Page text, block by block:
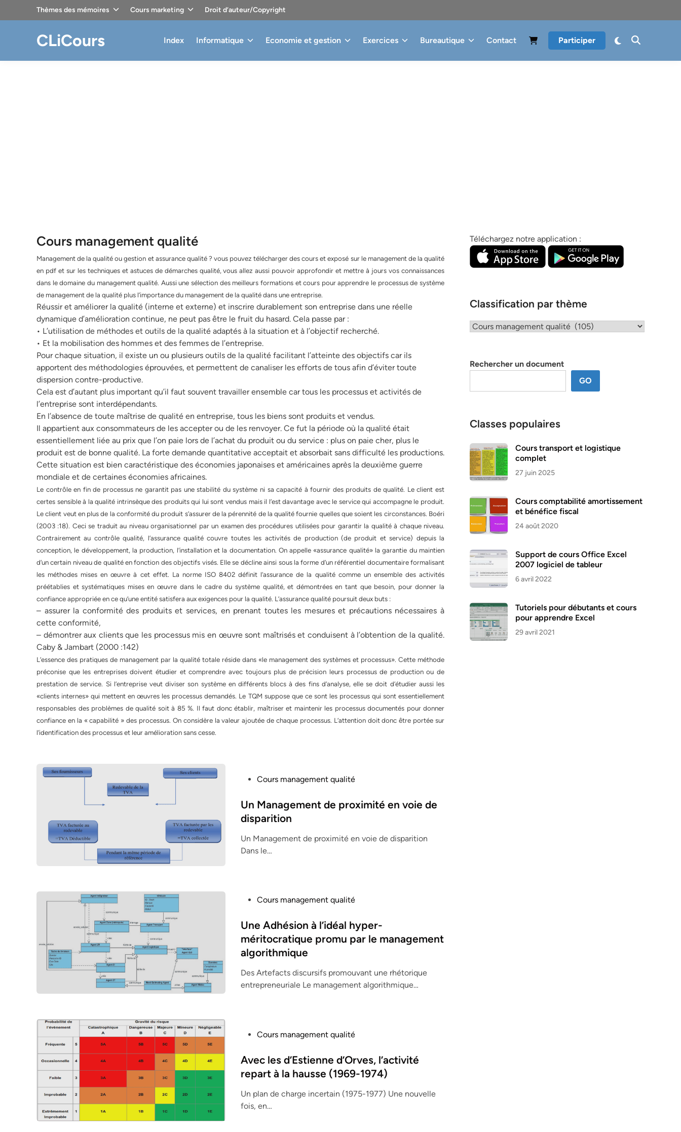
Thèmes des mémoires Cours marketing Droit d’auteur/Copyright
CLiCours Index Informatique Economie et gestion Exercices Bureautique Contact Participer
Cours management qualité
Management de la qualité ou gestion et assurance qualité ? vous pouvez télécharger des cours et exposé sur le management de la qualité
en pdf et sur les techniques et astuces de démarches qualité, vous allez aussi pouvoir approfondir et mettre à jours vos connaissances
dans le domaine du management qualité. Aussi une sélection des meilleurs formations et cours pour apprendre le processus de système
de management de la qualité plus l’importance du management de la qualité dans une entreprise.
Réussir et améliorer la qualité (interne et externe) et inscrire durablement son entreprise dans une réelle
dynamique d’amélioration continue, ne peut pas être le fruit du hasard. Cela passe par :
• L’utilisation de méthodes et outils de la qualité adaptés à la situation et à l’objectif recherché.
• Et la mobilisation des hommes et des femmes de l’entreprise.
Pour chaque situation, il existe un ou plusieurs outils de la qualité facilitant l’atteinte des objectifs car ils
apportent des méthodologies éprouvées, et permettent de canaliser les efforts de tous afin d’éviter toute
dispersion contre-productive.
Cela est d’autant plus important qu’il faut souvent travailler ensemble car tous les processus et activités de
l’entreprise sont interdépendants.
En l’absence de toute maîtrise de qualité en entreprise, tous les biens sont produits et vendus.
Il appartient aux consommateurs de les accepter ou de les renvoyer. Ce fut la période où la qualité était
essentiellement liée au prix que l’on paie lors de l’achat du produit ou du service : plus on paie cher, plus le
produit est de bonne qualité. La forte demande quantitative acceptait et absorbait sans difficulté les productions.
Cette situation est bien caractéristique des économies japonaises et américaines après la deuxième guerre
mondiale et de certaines économies africaines.
Le contrôle en fin de processus ne garantit pas une stabilité du système ni sa capacité à fournir des produits de qualité. Le client est
certes sensible à la qualité intrinsèque des produits qui lui sont vendus mais il l’est davantage avec le service qui accompagne le produit.
Le client veut en plus de la conformité du produit s’assurer de la pérennité de la qualité fournie quelles que soient les circonstances. Boéri
(2003 :18). Ceci se traduit au niveau organisationnel par un examen des procédures utilisées pour garantir la qualité à chaque niveau.
Contrairement au contrôle qualité, l’assurance qualité couvre toutes les activités de production (de produit et service) depuis la
conception, le développement, la production, l’installation et la documentation. On appelle «assurance qualité» la garantie du maintien
d’un certain niveau de qualité en fonction des objectifs visés. Elle se décline ainsi sous la forme d’un référentiel documentaire formalisant
les méthodes mises en œuvre à cet effet. La norme ISO 8402 définit l’assurance de la qualité comme un ensemble des activités
préétablies et systématiques mises en œuvre dans le cadre du système qualité, et démontrées en tant que besoin, pour donner la
confiance appropriée en ce qu’une entité satisfera aux exigences pour la qualité. L’assurance qualité poursuit deux buts :
– assurer la conformité des produits et services, en prenant toutes les mesures et précautions nécessaires à
cette conformité,
– démontrer aux clients que les processus mis en œuvre sont maîtrisés et conduisent à l’obtention de la qualité.
Caby & Jambart (2000 :142)
L’essence des pratiques de management par la qualité totale réside dans «le management des systèmes et processus». Cette méthode
préconise que les entreprises doivent étudier et comprendre avec toujours plus de précision leurs processus de production ou de
prestation de service. Si l’entreprise veut diviser son système en différents blocs à des fins d’analyse, elle se doit d’étudier aussi les
«clients internes» qui mettent en œuvres les processus demandés. Le TQM suppose que ce sont les processus qui sont essentiellement
responsables des problèmes de qualité soit à 85 %. Il faut donc établir, maîtriser et maintenir les processus documentés pour donner
confiance en la « capabilité » des processus. On considère la valeur ajoutée de chaque processus. L’attention doit donc être portée sur
l’identification des processus et leur amélioration sans cesse.
s
t
d
i
Cours management qualité
Un Management de proximité en voie de
disparition
Un Management de proximité en voie de disparition
Dans le…
s
t
d
i
n
Cours management qualité
Une Adhésion à l’idéal hyper-
méritocratique promu par le management
algorithmique
Des Artefacts discursifs promouvant une rhétorique
entrepreneuriale Le management algorithmique…
s
t
d
i
Cours management qualité
Avec les d’Estienne d’Orves, l’activité
repart à la hausse (1969-1974)
Un plan de charge incertain (1975-1977) Une nouvelle
fois, en…
Téléchargez notre application :
Classification par thème
Classification
Rechercher un document
GO
Classes populaires
Cours transport et logistique
complet
27 juin 2025
Cours comptabilité amortissement
et bénéfice fiscal
24 août 2020
Support de cours Office Excel
2007 logiciel de tableur
6 avril 2022
Tutoriels pour débutants et cours
pour apprendre Excel
29 avril 2021